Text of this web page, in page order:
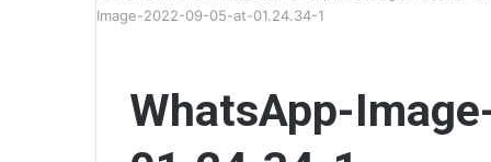
Image-2022-09-05-at-01.24.34-1
WhatsApp-